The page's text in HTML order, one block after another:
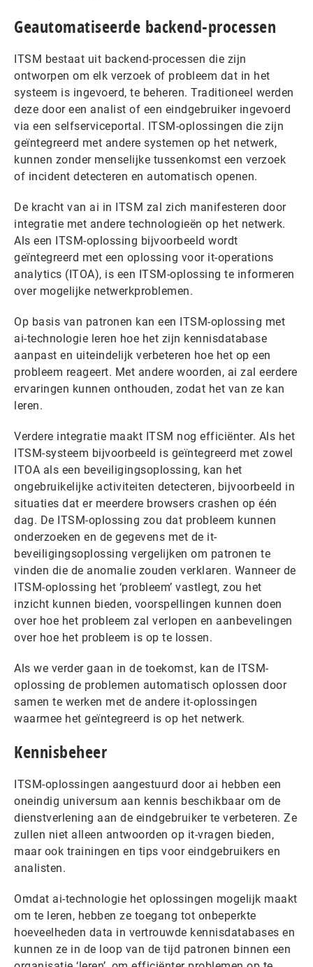
Geautomatiseerde backend-processen
ITSM bestaat uit backend-processen die zijn
ontworpen om elk verzoek of probleem dat in het
systeem is ingevoerd, te beheren. Traditioneel werden
deze door een analist of een eindgebruiker ingevoerd
via een selfserviceportal. ITSM-oplossingen die zijn
geïntegreerd met andere systemen op het netwerk,
kunnen zonder menselijke tussenkomst een verzoek
of incident detecteren en automatisch openen.
De kracht van ai in ITSM zal zich manifesteren door
integratie met andere technologieën op het netwerk.
Als een ITSM-oplossing bijvoorbeeld wordt
geïntegreerd met een oplossing voor it-operations
analytics (ITOA), is een ITSM-oplossing te informeren
over mogelijke netwerkproblemen.
Op basis van patronen kan een ITSM-oplossing met
ai-technologie leren hoe het zijn kennisdatabase
aanpast en uiteindelijk verbeteren hoe het op een
probleem reageert. Met andere woorden, ai zal eerdere
ervaringen kunnen onthouden, zodat het van ze kan
leren.
Verdere integratie maakt ITSM nog efficiënter. Als het
ITSM-systeem bijvoorbeeld is geïntegreerd met zowel
ITOA als een beveiligingsoplossing, kan het
ongebruikelijke activiteiten detecteren, bijvoorbeeld in
situaties dat er meerdere browsers crashen op één
dag. De ITSM-oplossing zou dat probleem kunnen
onderzoeken en de gegevens met de it-
beveiligingsoplossing vergelijken om patronen te
vinden die de anomalie zouden verklaren. Wanneer de
ITSM-oplossing het ‘probleem’ vastlegt, zou het
inzicht kunnen bieden, voorspellingen kunnen doen
over hoe het probleem zal verlopen en aanbevelingen
over hoe het probleem is op te lossen.
Als we verder gaan in de toekomst, kan de ITSM-
oplossing de problemen automatisch oplossen door
samen te werken met de andere it-oplossingen
waarmee het geïntegreerd is op het netwerk.
Kennisbeheer
ITSM-oplossingen aangestuurd door ai hebben een
oneindig universum aan kennis beschikbaar om de
dienstverlening aan de eindgebruiker te verbeteren. Ze
zullen niet alleen antwoorden op it-vragen bieden,
maar ook trainingen en tips voor eindgebruikers en
analisten.
Omdat ai-technologie het oplossingen mogelijk maakt
om te leren, hebben ze toegang tot onbeperkte
hoeveelheden data in vertrouwde kennisdatabases en
kunnen ze in de loop van de tijd patronen binnen een